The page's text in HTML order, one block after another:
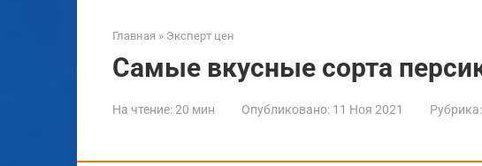
Главная » Эксперт цен
Самые вкусные сорта
На чтение:20 мин Опубликовано: 11 Ноя 2021 Рубрика: